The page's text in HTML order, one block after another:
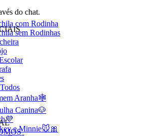
com Rodinha
sem Rodinhas
Aranha🕸️
Canina🐶
e Minnie🐭🎀
do chat.